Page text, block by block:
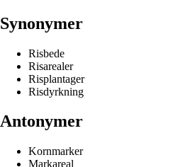
Synonymer
Risbede
Risarealer
Risplantager
Risdyrkning
Antonymer
Kornmarker
Markareal